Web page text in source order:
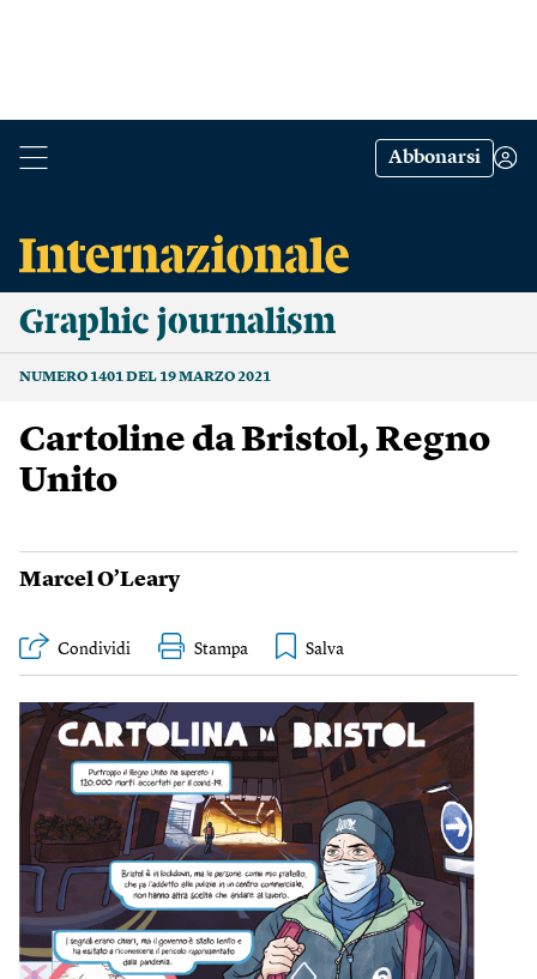
Abbonarsi
Graphic journalism
NUMERO 1401 DEL 19 MARZO 2021
Cartoline da Bristol, Regno
Unito
Marcel O’Leary
Condividi Stampa